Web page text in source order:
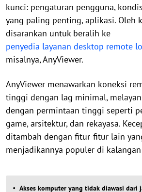
kunci: pengaturan pengguna,
yang paling penting, aplikasi. Oleh
disarankan untuk beralih ke
penyedia layanan desktop remote
misalnya, AnyViewer.
AnyViewer menawarkan koneksi
tinggi dengan lag minimal,
dengan permintaan tinggi seperti
game, arsitektur, dan rekayasa.
ditambah dengan fitur-fitur lain
menjadikannya populer di
Akses komputer yang tidak diawasi dari